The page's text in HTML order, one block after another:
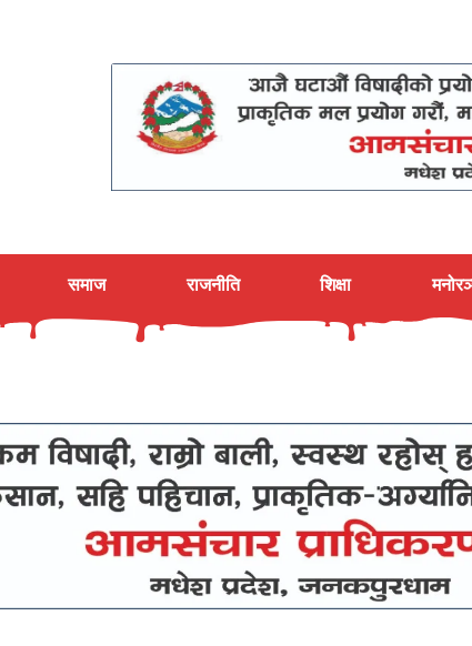
समाज राजनीति शिक्षा